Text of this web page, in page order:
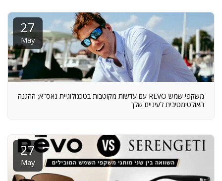
27
May
משקפי שמש REVO עם עדשות מקוטבות בטכנולוגיית נאס"א: ההגנה
האולטימטיבית לעיניים שלך
27
May